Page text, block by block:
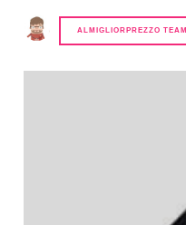
ALMIGLIORPREZZO TEAM